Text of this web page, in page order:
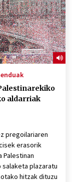
aldarriak
pregoilariaren
erasorik
Palestinan
plazaratu
hitzak dituzu